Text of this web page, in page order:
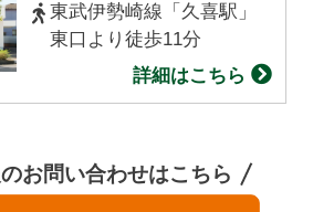
東武伊勢崎線「久喜駅」
東口より徒歩11分
詳細はこちら
お問い合わせはこちら